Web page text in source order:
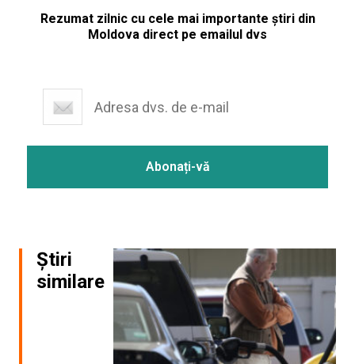
Rezumat zilnic cu cele mai importante știri din
Moldova direct pe emailul dvs
Știri
similare